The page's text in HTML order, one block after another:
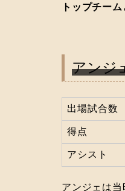
トップチー
アンジ
出場試合数
得点
アシスト
アンジェは